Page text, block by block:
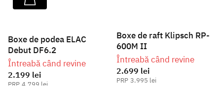
Boxe de podea ELAC
Debut DF6.2
Întreabă când revine
2.199 lei
4.799 lei
Boxe de raft Klipsch RP-
600M II
Întreabă când revine
2.699 lei
3.995 lei